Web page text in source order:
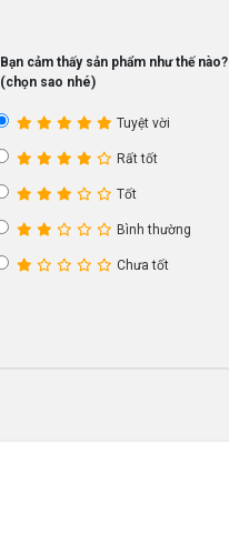
Bạn cảm thấy sản phẩm như thế nào?
(chọn sao nhé)
Tuyệt vời
Rất tốt
Tốt
Bình thường
Chưa tốt